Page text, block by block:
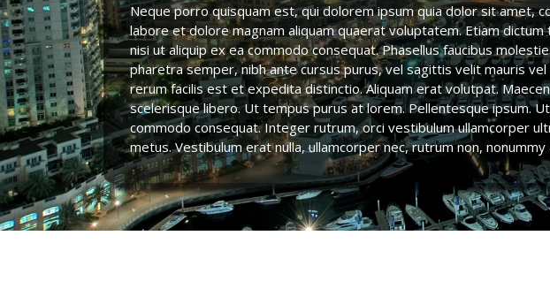
Neque porro quisquam est, qui dolorem ipsum quia dolor sit amet,
labore et dolore magnam aliquam quaerat voluptatem. Etiam
nisi ut aliquip ex ea commodo consequat. Phasellus faucibus
pharetra semper, nibh ante cursus purus, vel sagittis velit mauris
rerum facilis est et expedita distinctio. Aliquam erat volutpat.
scelerisque libero. Ut tempus purus at lorem. Pellentesque ipsum.
commodo consequat. Integer rutrum, orci vestibulum ullamcorper
metus. Vestibulum erat nulla, ullamcorper nec, rutrum non, nonummy